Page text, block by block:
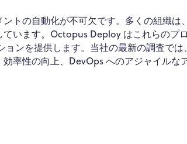
トの自動化が不可欠です。多くの組織は
います。Octopus Deploy はこれらのプ
ンを提供します。当社の最新の調査で
率性の向上、DevOps へのアジャイルな